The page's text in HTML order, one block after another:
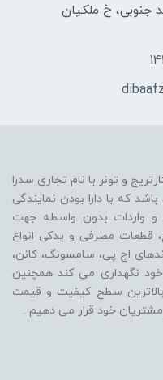
جنوبی، خ ملکیان
و تونر با نام تجاری سدرا
که با دارا بودن نمایندگی
و واردات بدون واسطه جهت
قطعات مصرفی و یدکی انواع
بیش از 2000 کالا از برندهای اچ پی، سامسونگ، کانن،
خود نگهداری می کند همچنین
بالاترین سطح کیفیت و قیمت
خود قرار می دهیم .